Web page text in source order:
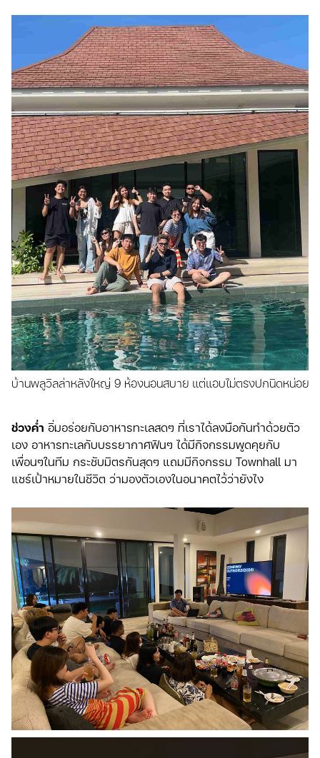
บ้านพลูวิลล่าหลังใหญ่ 9 ห้องนอนสบาย แต่แอบไม่ตรงปกนิดหน่อย
ช่วงค่ำ อิ่มอร่อยกับอาหารทะเลสดๆ ที่เราได้ลงมือกันทำด้วยตัว
เอง อาหารทะเลกับบรรยากาศฟินๆ ได้มีกิจกรรมพูดคุยกับ
เพื่อนๆในทีม กระชับมิตรกันสุดๆ แถมมีกิจกรรม Townhall มา
แชร์เป้าหมายในชีวิต ว่ามองตัวเองในอนาคตไว้ว่ายังไง